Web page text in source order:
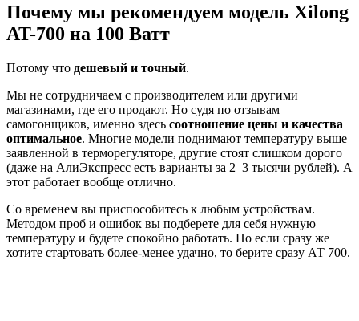
Почему мы рекомендуем модель Xilong
AT-700 на 100 Ватт
Потому что дешевый и точный.
Мы не сотрудничаем с производителем или другими
магазинами, где его продают. Но судя по отзывам
самогонщиков, именно здесь соотношение цены и качества
оптимальное. Многие модели поднимают температуру выше
заявленной в терморегуляторе, другие стоят слишком дорого
(даже на АлиЭкспресс есть варианты за 2–3 тысячи рублей). А
этот работает вообще отлично.
Со временем вы приспособитесь к любым устройствам.
Методом проб и ошибок вы подберете для себя нужную
температуру и будете спокойно работать. Но если сразу же
хотите стартовать более-менее удачно, то берите сразу АТ 700.